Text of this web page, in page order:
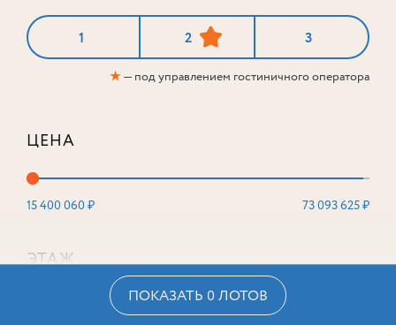
1 2 3
★— под управлением гостиничного оператора
ЦЕНА
15 400 060 ₽ 73 093 625 ₽
ЭТАЖ
ПОКАЗАТЬ 0 ЛОТОВ